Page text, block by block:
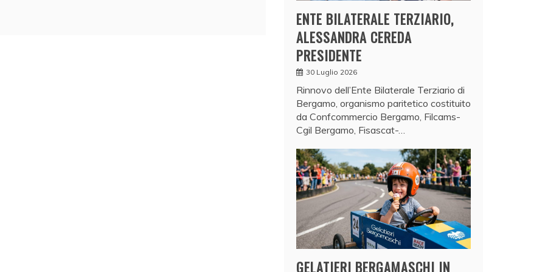
ENTE BILATERALE TERZIARIO,
ALESSANDRA CEREDA
PRESIDENTE
30 Luglio 2026
Rinnovo dell’Ente Bilaterale Terziario di
Bergamo, organismo paritetico costituito
da Confcommercio Bergamo, Filcams-
Cgil Bergamo, Fisascat-…
GELATIERI BERGAMASCHI IN